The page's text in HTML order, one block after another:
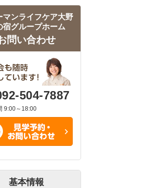
マンライフケア大野
宿グループホーム
問い合わせ
504-7887
9:00～18:00
基本情報